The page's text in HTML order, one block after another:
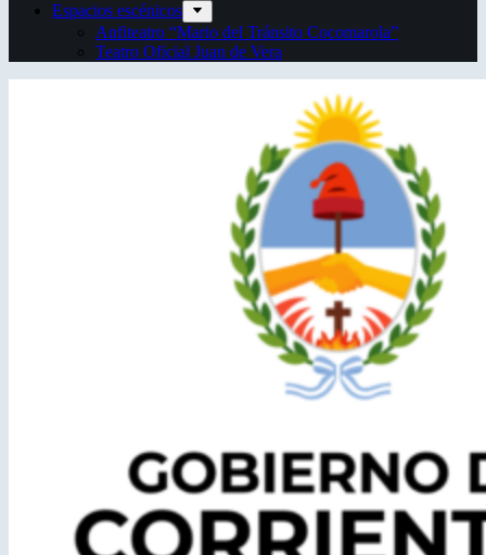
Espacios escénicos
Anfiteatro “Mario del Tránsito Cocomarola”
Teatro Oficial Juan de Vera